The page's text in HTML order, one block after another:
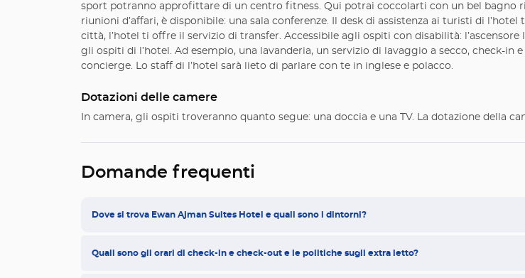
sport potranno approfittare di un centro fitness. Qui potrai coccolarti con un bel bagno
riunioni d’affari, è disponibile: una sala conferenze. Il desk di assistenza ai turisti di
città, l’hotel ti offre il servizio di transfer. Accessibile agli ospiti con disabilità:
gli ospiti di l’hotel. Ad esempio, una lavanderia, un servizio di lavaggio a secco, check-
concierge. Lo staff di l’hotel sarà lieto di parlare con te in inglese e polacco.
Dotazioni delle camere
In camera, gli ospiti troveranno quanto segue: una doccia e una TV. La dotazione della
Domande frequenti
Dove si trova Ewan Ajman Suites Hotel e quali sono i dintorni?
Quali sono gli orari di check-in e check-out e le politiche sugli extra letto?